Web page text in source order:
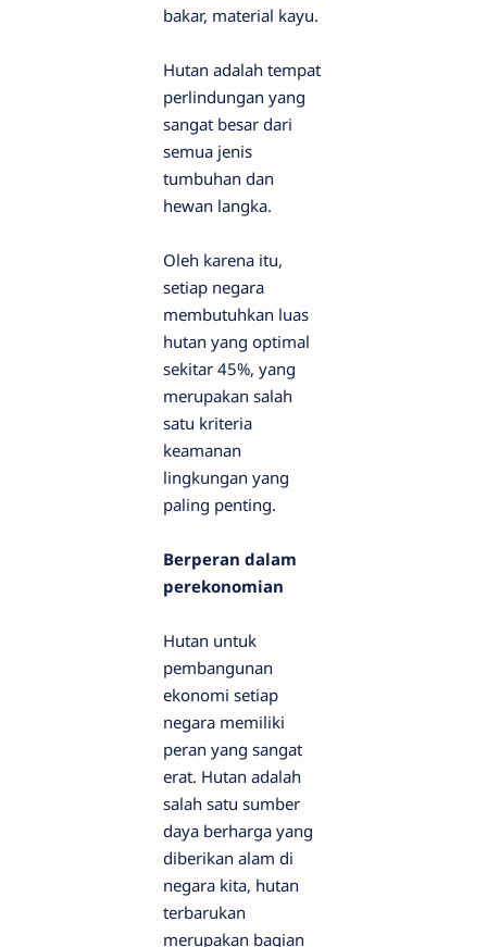
bakar, material kayu.
Hutan adalah tempat
perlindungan yang
sangat besar dari
semua jenis
tumbuhan dan
hewan langka.
Oleh karena itu,
setiap negara
membutuhkan luas
hutan yang optimal
sekitar 45%, yang
merupakan salah
satu kriteria
keamanan
lingkungan yang
paling penting.
Berperan dalam
perekonomian
Hutan untuk
pembangunan
ekonomi setiap
negara memiliki
peran yang sangat
erat. Hutan adalah
salah satu sumber
daya berharga yang
diberikan alam di
negara kita, hutan
terbarukan
merupakan bagian